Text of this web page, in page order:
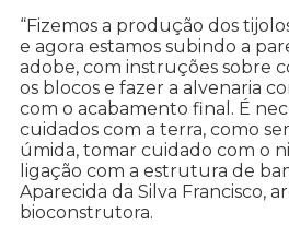
“Fizemos a produção dos
e agora estamos subindo a
adobe, com instruções sobre
os blocos e fazer a alvenaria
com o acabamento final. É
cuidados com a terra, como
úmida, tomar cuidado com o
ligação com a estrutura de
Aparecida da Silva Francisco,
bioconstrutora.